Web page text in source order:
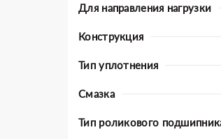
Для направления нагрузки
Конструкция
Тип уплотнения
Смазка
Тип роликового